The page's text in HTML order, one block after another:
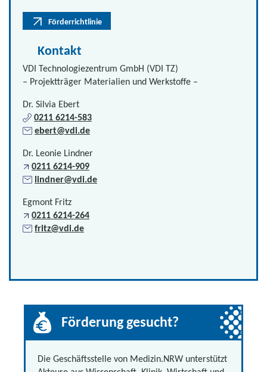
Förderrichtlinie
Kontakt
VDI Technologiezentrum GmbH (VDI TZ)
– Projektträger Materialien und Werkstoffe –
Dr. Silvia Ebert
0211 6214-583
ebert@vdi.de
Dr. Leonie Lindner
0211 6214-909
lindner@vdi.de
Egmont Fritz
0211 6214-264
fritz@vdi.de
Förderung gesucht?
Die Geschäftsstelle von Medizin.NRW unterstützt